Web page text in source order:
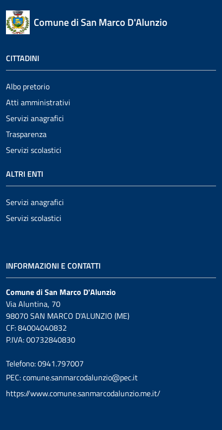
Comune di San Marco D'Alunzio
CITTADINI
Albo pretorio
Atti amministrativi
Servizi anagrafici
Trasparenza
Servizi scolastici
ALTRI ENTI
Servizi anagrafici
Servizi scolastici
INFORMAZIONI E CONTATTI
Comune di San Marco D'Alunzio
Via Aluntina, 70
98070 SAN MARCO D'ALUNZIO (ME)
CF: 84004040832
P.IVA: 00732840830
Telefono: 0941.797007
PEC: comune.sanmarcodalunzio@pec.it
https://www.comune.sanmarcodalunzio.me.it/